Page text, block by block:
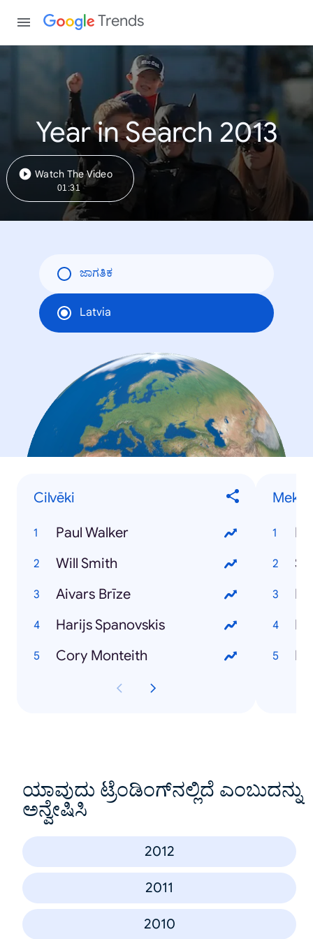
Trends
Year in Search 2013
Watch The Video
01:31
ಜಾಗತಿಕ
Latvia
Cilvēki
Paul Walker
Will Smith
Aivars Brīze
Harijs Spanovskis
Cory Monteith
ಯಾವುದು ಟ್ರೆಂಡಿಂಗ್‌ನಲ್ಲಿದೆ ಎಂಬುದನ್ನು
ಅನ್ವೇಷಿಸಿ
2012
2011
2010